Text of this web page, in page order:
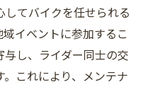
てバイクを任せられる
イベントに参加するこ
し、ライダー同士の交
これにより、メンテナ